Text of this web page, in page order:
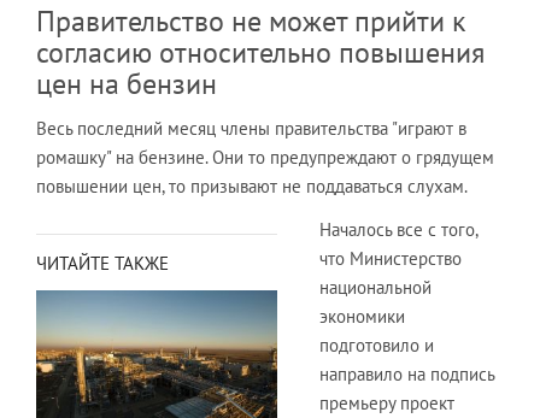
Правительство не может прийти к
согласию относительно повышения
цен на бензин
Весь последний месяц члены правительства "играют в
ромашку" на бензине. Они то предупреждают о грядущем
повышении цен, то призывают не поддаваться слухам.
ЧИТАЙТЕ ТАКЖЕ
Началось все с того,
что Министерство
национальной
экономики
подготовило и
направило на подпись
премьеру проект